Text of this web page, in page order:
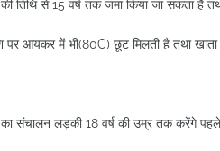
तिथि से 15 वर्ष तक जमा किया जा सकता है
पर आयकर में भी(80C) छूट मिलती है तथा
संचालन लड़की 18 वर्ष की उम्र तक करेंगे